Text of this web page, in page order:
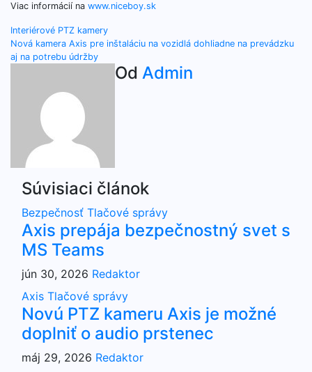
Viac informácií na www.niceboy.sk
Navigácia
v
článku
Interiérové ​​PTZ kamery
Nová kamera Axis pre inštaláciu na vozidlá dohliadne na prevádzku
aj na potrebu údržby
Od Admin
Súvisiaci článok
Bezpečnosť Tlačové správy
Axis prepája bezpečnostný svet s
MS Teams
jún 30, 2026 Redaktor
Axis Tlačové správy
Novú PTZ kameru Axis je možné
doplniť o audio prstenec
máj 29, 2026 Redaktor